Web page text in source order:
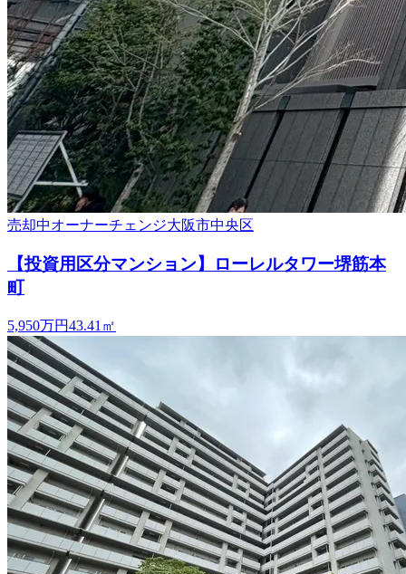
売却中オーナーチェンジ大阪市中央区
【投資用区分マンション】ローレルタワー堺筋本
町
5,950万円43.41 ㎡